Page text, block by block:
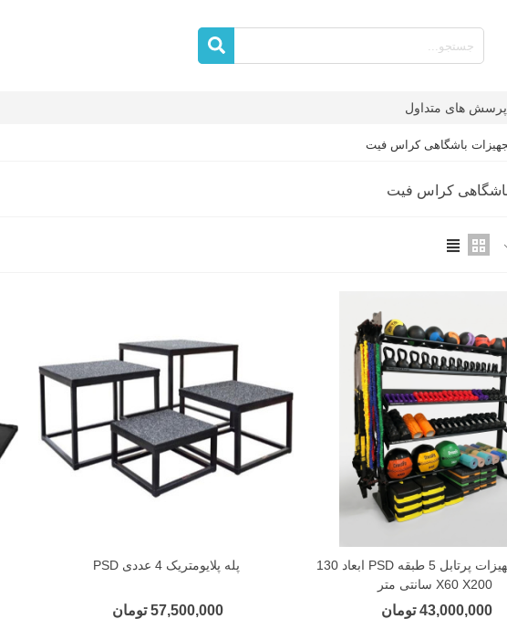
پرسش های متداول
باشگاهی کراس فیت
کراس فیت
قفسه تجهیزات پرتابل 5 طبقه PSD ابعاد 130
X60 X200 سانتی متر
43,000,000 تومان
پله پلایومتریک 4 عددی PSD
57,500,000 تومان